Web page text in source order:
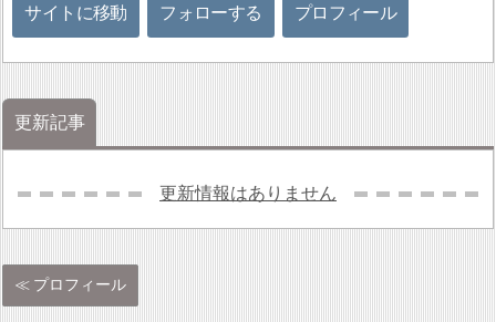
サイトに移動 フォローする プロフィール
更新記事
更新情報はありません
プロフィール